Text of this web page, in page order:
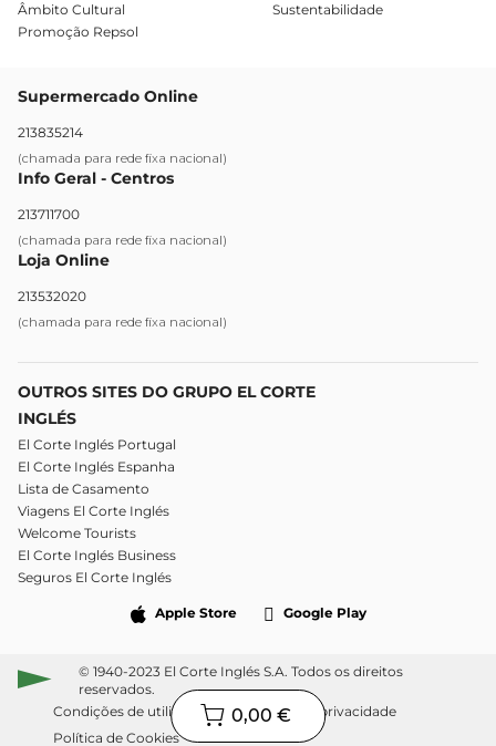
Âmbito Cultural
Promoção Repsol
Sustentabilidade
Supermercado Online
213835214
(chamada para rede fixa nacional)
Info Geral - Centros
213711700
(chamada para rede fixa nacional)
Loja Online
213532020
(chamada para rede fixa nacional)
OUTROS SITES DO GRUPO EL CORTE
INGLÉS
El Corte Inglés Portugal
El Corte Inglés Espanha
Lista de Casamento
Viagens El Corte Inglés
Welcome Tourists
El Corte Inglés Business
Seguros El Corte Inglés
Apple Store Google Play
© 1940-2023 El Corte Inglés S.A. Todos os direitos
reservados.
Condições de utilização
Política de privacidade
Política de Cookies
0,00 €